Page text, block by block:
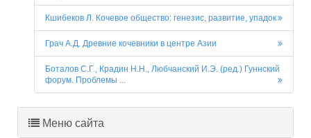
Кшибеков Л. Кочевое общество: генезис, развитие, упадок
Грач А.Д. Древние кочевники в центре Азии
Боталов С.Г., Крадин Н.Н., Любчанский И.Э. (ред.) Гуннский
форум. Проблемы ...
Меню сайта